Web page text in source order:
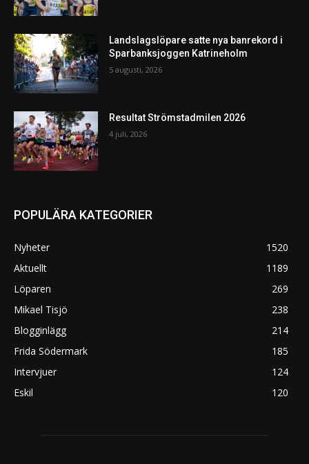
Landslagslöpare satte nya banrekord i
Sparbanksjoggen Katrineholm
5 augusti, 2026
Resultat Strömstadmilen 2026
4 juli, 2026
POPULÄRA KATEGORIER
Nyheter
1520
Aktuellt
1189
Löparen
269
Mikael Tisjö
238
Blogginlägg
214
Frida Södermark
185
Intervjuer
124
Eskil
120